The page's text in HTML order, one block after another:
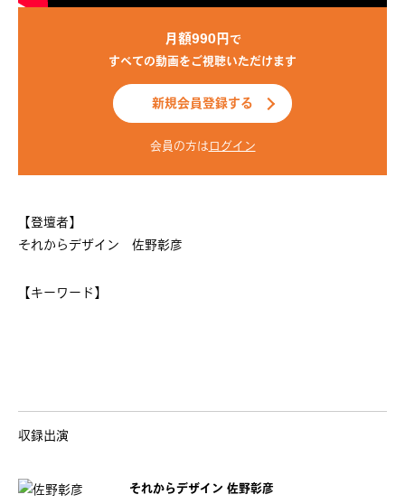
月額990円 で
すべての動画をご視聴いただけます
新規会員登録する
会員の方は ログイン
【登壇者】
それからデザイン 佐野彰彦
【キーワード】
収録出演
それからデザイン 佐野彰彦